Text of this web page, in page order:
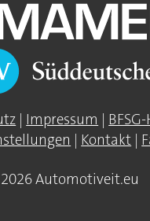
| Impressum |
| Kontakt |
Automotiveit.eu